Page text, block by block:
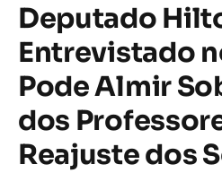
Deputado
Entrevistado
Pode Almir
dos
Reajuste dos